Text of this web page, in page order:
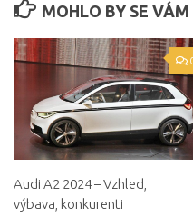
MOHLO BY SE VÁM
Audi A2 2024 – Vzhled,
výbava, konkurenti